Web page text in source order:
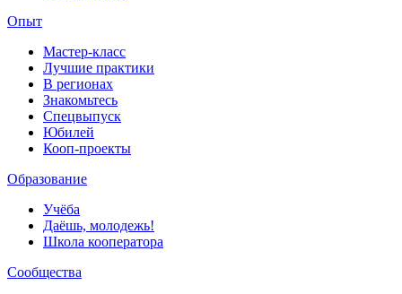
Опыт
Мастер-класс
Лучшие практики
В регионах
Знакомьтесь
Спецвыпуск
Юбилей
Кооп-проекты
Образование
Учёба
Даёшь, молодежь!
Школа кооператора
Сообщества